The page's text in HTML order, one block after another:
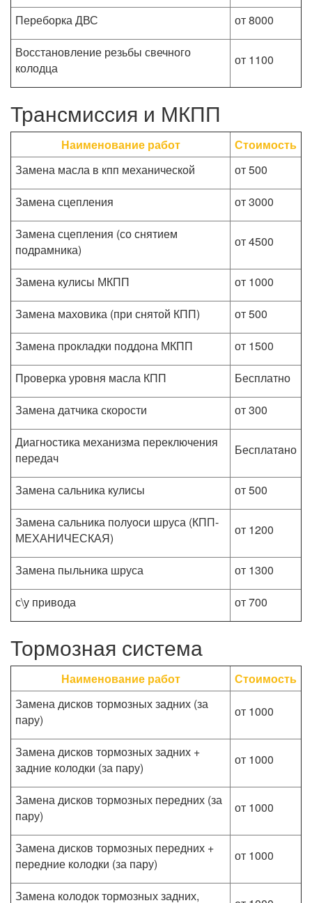
Переборка ДВС
от 8000
Восстановление резьбы свечного
колодца
от 1100
Трансмиссия и МКПП
Наименование работ
Стоимость
Замена масла в кпп механической
от 500
Замена сцепления
от 3000
Замена сцепления (со снятием
подрамника)
от 4500
Замена кулисы МКПП
от 1000
Замена маховика (при снятой КПП)
от 500
Замена прокладки поддона МКПП
от 1500
Проверка уровня масла КПП
Бесплатно
Замена датчика скорости
от 300
Диагностика механизма переключения
передач
Бесплатaно
Замена сальника кулисы
от 500
Замена сальника полуоси шруса (КПП-
МЕХАНИЧЕСКАЯ)
от 1200
Замена пыльника шруса
от 1300
с\у привода
от 700
Тормозная система
Наименование работ
Стоимость
Замена дисков тормозных задних (за
пару)
от 1000
Замена дисков тормозных задних +
задние колодки (за пару)
от 1000
Замена дисков тормозных передних (за
пару)
от 1000
Замена дисков тормозных передних +
передние колодки (за пару)
от 1000
Замена колодок тормозных задних,